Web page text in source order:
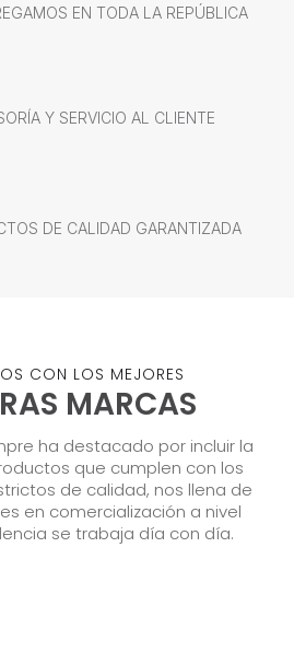
EN TODA LA REPÚBLICA
Y SERVICIO AL CLIENTE
DE CALIDAD GARANTIZADA
CON LOS MEJORES
MARCAS
ha destacado por incluir la
que cumplen con los
de calidad, nos llena de
en comercialización a nivel
se trabaja día con día.